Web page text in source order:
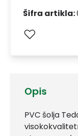
Opis
PVC šolja
Šifra artikla: